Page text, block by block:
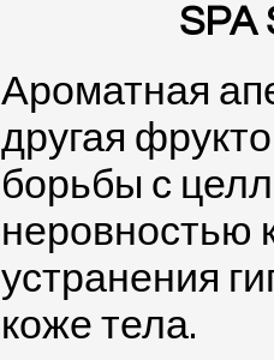
SPA
Ароматная
другая
борьбы с
неровностью
устранения
коже тела.